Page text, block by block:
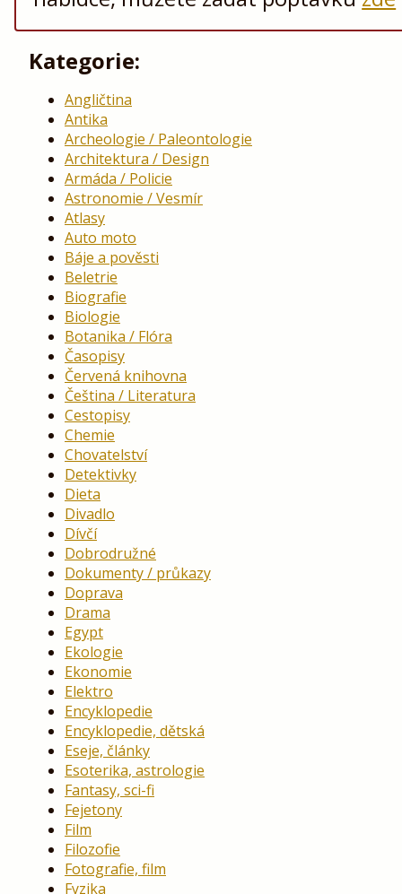
Kategorie:
Angličtina
Antika
Archeologie / Paleontologie
Architektura / Design
Armáda / Policie
Astronomie / Vesmír
Atlasy
Auto moto
Báje a pověsti
Beletrie
Biografie
Biologie
Botanika / Flóra
Časopisy
Červená knihovna
Čeština / Literatura
Cestopisy
Chemie
Chovatelství
Detektivky
Dieta
Divadlo
Dívčí
Dobrodružné
Dokumenty / průkazy
Doprava
Drama
Egypt
Ekologie
Ekonomie
Elektro
Encyklopedie
Encyklopedie, dětská
Eseje, články
Esoterika, astrologie
Fantasy, sci-fi
Fejetony
Film
Filozofie
Fotografie, film
Fyzika